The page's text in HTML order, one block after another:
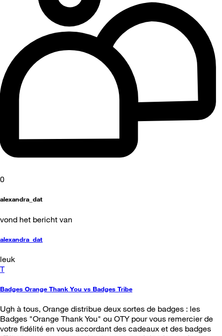
0
alexandra_dat
vond het bericht van
alexandra_dat
leuk
T
Badges Orange Thank You vs Badges Tribe
Ugh à tous, Orange distribue deux sortes de badges : les
Badges "Orange Thank You" ou OTY pour vous remercier de
votre fidélité en vous accordant des cadeaux et des badges